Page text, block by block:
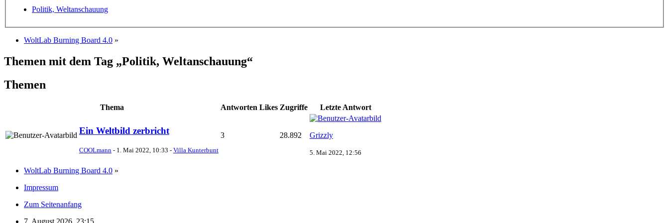
Politik, Weltanschauung
WoltLab Burning Board 4.0 »
Themen mit dem Tag „Politik, Weltanschauung“
Themen
Thema Antworten Likes Zugriffe Letzte Antwort
Ein Weltbild zerbricht
COOLmann - 1. Mai 2022, 10:33 - Villa Kunterbunt
3 28.892 Grizzly
5. Mai 2022, 12:56
WoltLab Burning Board 4.0 »
Impressum
Zum Seitenanfang
7. August 2026, 23:15